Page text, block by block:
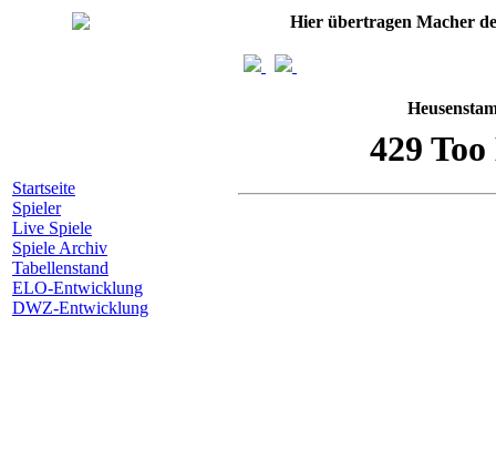
Startseite
Spieler
Live Spiele
Spiele Archiv
Tabellenstand
ELO-Entwicklung
DWZ-Entwicklung
Hier übertragen Macher